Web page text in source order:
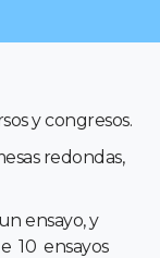
y congresos.
redondas,
ensayo, y
10 ensayos